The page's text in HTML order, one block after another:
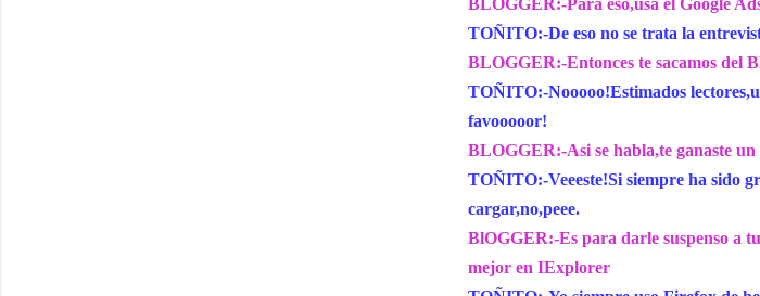
BLOGGER:-Para eso,usa el Google
TOÑITO:-De eso no se trata la
BLOGGER:-Entonces te sacamos del
TOÑITO:-Nooooo!Estimados
favooooor!
BLOGGER:-Asi se habla,te ganaste un
TOÑITO:-Veeeste!Si siempre ha sido
cargar,no,peee.
BlOGGER:-Es para darle suspenso a
mejor en IExplorer